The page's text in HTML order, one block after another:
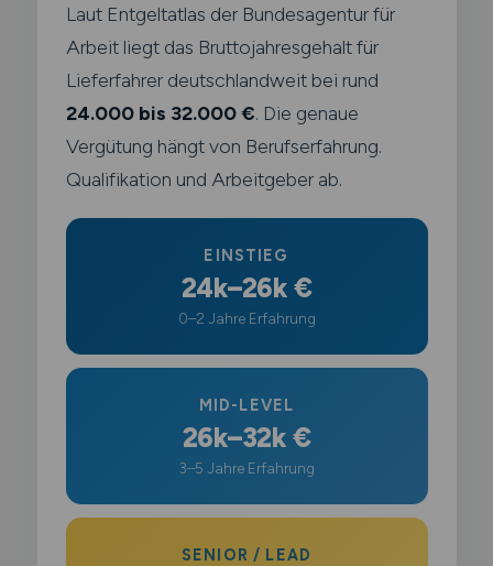
Laut Entgeltatlas der Bundesagentur für
Arbeit liegt das Bruttojahresgehalt für
Lieferfahrer deutschlandweit bei rund
24.000 bis 32.000 €. Die genaue
Vergütung hängt von Berufserfahrung.
Qualifikation und Arbeitgeber ab.
EINSTIEG
24k–26k €
0–2 Jahre Erfahrung
MID-LEVEL
26k–32k €
3–5 Jahre Erfahrung
SENIOR / LEAD